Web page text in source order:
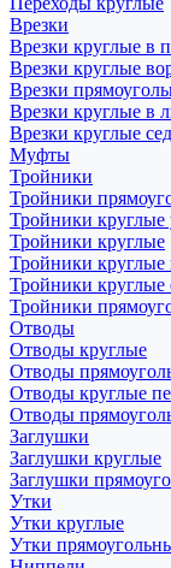
Врезки
Врезки круглые в
Врезки круглые
Врезки
Врезки круглые в
Врезки круглые
Муфты
Тройники
Тройники
Тройники круглые
Тройники круглые
Тройники круглые
Тройники круглые
Тройники
Отводы
Отводы круглые
Отводы
Отводы круглые
Отводы
Заглушки
Заглушки круглые
Заглушки
Утки
Утки круглые
Утки